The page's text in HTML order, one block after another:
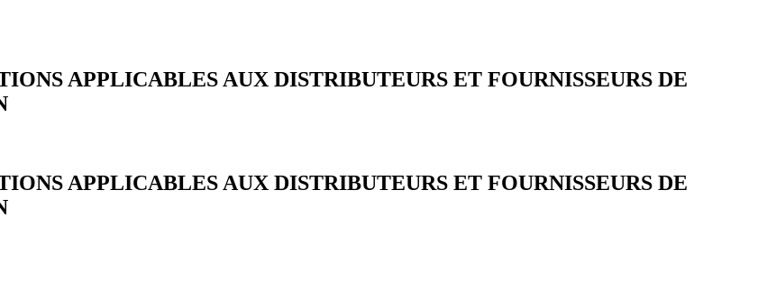
APPLICABLES AUX DISTRIBUTEURS ET FOURNISSEURS DE
APPLICABLES AUX DISTRIBUTEURS ET FOURNISSEURS DE